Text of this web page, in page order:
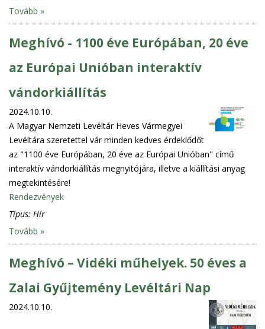
Tovább »
Meghívó - 1100 éve Európában, 20 éve
az Európai Unióban interaktív
vándorkiállítás
2024.10.10.
A Magyar Nemzeti Levéltár Heves Vármegyei
Levéltára szeretettel vár minden kedves érdeklődőt
az "1100 éve Európában, 20 éve az Európai Unióban" című
interaktív vándorkiállítás megnyitójára, illetve a kiállítási anyag
megtekintésére!
Rendezvények
Típus: Hír
Tovább »
Meghívó – Vidéki műhelyek. 50 éves a
Zalai Gyűjtemény Levéltári Nap
2024.10.10.